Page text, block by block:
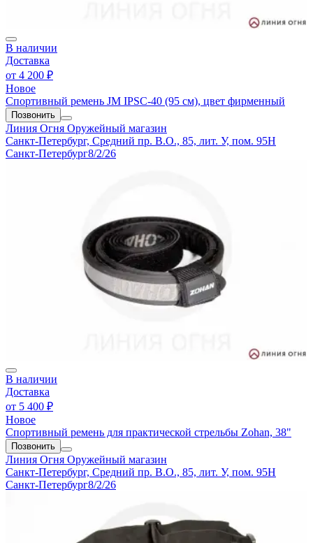
В наличии
Доставка
от 4 200 ₽
Новое
Спортивный ремень JM IPSC-40 (95 см), цвет фирменный
Позвонить
Линия Огня Оружейный магазин
Санкт-Петербург, Средний пр. В.О., 85, лит. У, пом. 95Н
Санкт-Петербург8/2/26
В наличии
Доставка
от 5 400 ₽
Новое
Спортивный ремень для практической стрельбы Zohan, 38"
Позвонить
Линия Огня Оружейный магазин
Санкт-Петербург, Средний пр. В.О., 85, лит. У, пом. 95Н
Санкт-Петербург8/2/26